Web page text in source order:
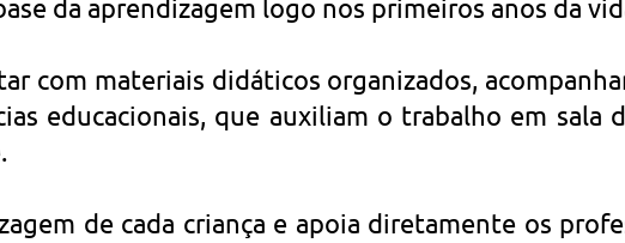
da aprendizagem logo nos primeiros anos da
com materiais didáticos organizados,
educacionais, que auxiliam o trabalho em sala
de cada criança e apoia diretamente os